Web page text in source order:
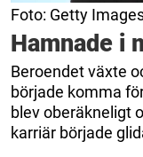
Foto: Getty
Hamnade i
Beroendet växte
började komma
blev oberäkneligt
karriär började